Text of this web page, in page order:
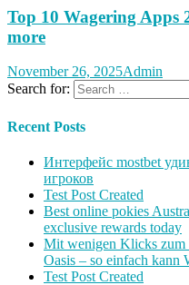
Top 10 Wagering Apps
more
November 26, 2025Admin
Search for:
Recent Posts
Интерфейс mostbet
игроков
Test Post Created
Best online pokies
exclusive rewards today
Mit wenigen Klicks zum
Oasis – so einfach kann
Test Post Created